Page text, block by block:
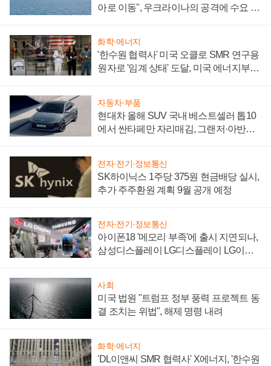
아로 이동", 우크라이나의 공격에 수요 늘
화학·에너지
'한수원 협력사' 미국 오클로 SMR 연구용
원자로 '임계 상태' 도달, 미국 에너지부
자동차·부품
현대차 올해 SUV 국내 베스트셀러 톱10
에서 싼타페만 자리매김, 그랜저·아반떼
전자·전기·정보통신
SK하이닉스 1주당 375원 현금배당 실시,
추가 주주환원 계획 9월 공개 예정
전자·전기·정보통신
아이폰18 '메모리 부족'에 출시 지연되나,
삼성디스플레이 LG디스플레이 LG이노
사회
미국 법원 "트럼프 정부 풍력 프로젝트 동
결 조치는 위법", 해제 명령 내려
화학·에너지
'DL이앤씨 SMR 협력사' X에너지, '한수원